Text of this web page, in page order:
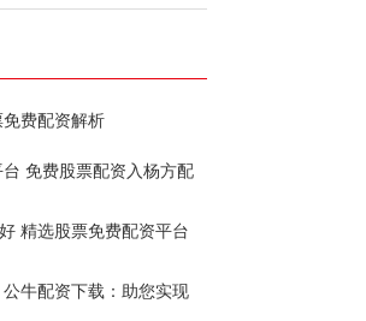
费配资解析
免费股票配资入杨方配
精选股票免费配资平台
牛配资下载：助您实现